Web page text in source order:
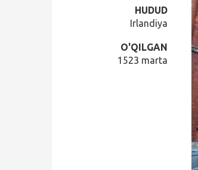
HUDUD
Irlandiya
O'QILGAN
1523 marta